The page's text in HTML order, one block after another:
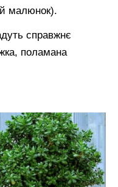
малюнок).
справжнє
поламана